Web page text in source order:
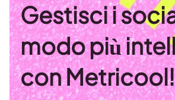
Gestisci i
modo più
con Metricool!